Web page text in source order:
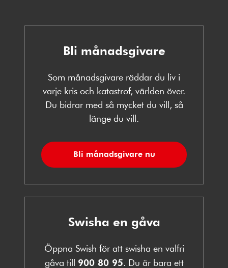
Bli månadsgivare
Som månadsgivare räddar du liv i
varje kris och katastrof, världen över.
Du bidrar med så mycket du vill, så
länge du vill.
Bli månadsgivare nu
Swisha en gåva
Öppna Swish för att swisha en valfri
gåva till 900 80 95. Du är bara ett